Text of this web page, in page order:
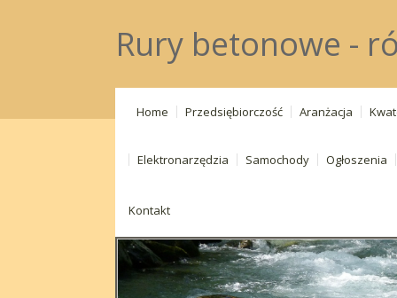
Rury betonowe -
Home Przedsiębiorczość Aranżacja
Elektronarzędzia Samochody Ogłoszenia
Kontakt